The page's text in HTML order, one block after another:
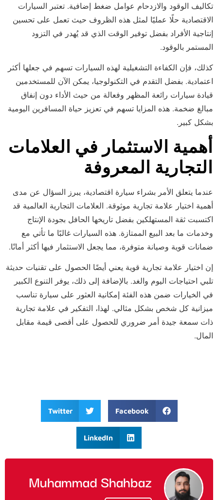
تكاليف الوقود والازدحام عوامل ضغط إضافية. تعتبر السيارات
الاقتصادية حلًا عمليًا لمثل هذه الظروف حيث تعمل على تحسين
إنتاجية الأفراد بفضل توفير الوقت الذي قد يُهدر في التزود
المستمر بالوقود.
كذلك، فإن الكفاءة التشغيلية لهذه السيارات تسهم في جعلها أكثر
اعتمادية. بفضل التقدم في التكنولوجيا، يمكن الآن للمستخدمين
قيادة سيارات رائعة المظهر وفعالة من حيث الأداء دون إنفاق
مبالغ ضخمة. هذه المزايا تسهم في تعزيز حياة المسافرين اليومية
بشكل كبير.
أهمية الاستثمار في العلامات
التجارية المعروفة
عندما يتعلق الأمر بشراء سيارة اقتصادية، يبرز السؤال عن مدى
أهمية اختيار علامة تجارية موثوقة. العلامات التجارية العالمية قد
اكتسبت ثقة المستهلكين بفضل تاريخها الحافل بجودة الإنتاج
وخدمات ما بعد البيع الممتازة. هذه السيارات غالبًا ما تأتي مع
ضمانات قوية وصيانة متوفرة، مما يجعل الاستثمار فيها أكثر أمانًا.
إن اختيار علامة تجارية قوية يعني أيضًا الحصول على تقنيات حديثة
تلبي احتياجات اليوم والغد. بالإضافة إلى ذلك، يوفر التنوع الكبير
في الخيارات ضمن هذه الفئة إمكانية العثور على سيارة تناسب
ميزانية كل شخص بشكل مثالي. لهذا، التفكير في علامة تجارية
ذات سمعة جيدة أمر ضروري للحصول على أقصى قيمة مقابل
المال.
Facebook
Twitter
LinkedIn
Muhammad Shahbaz